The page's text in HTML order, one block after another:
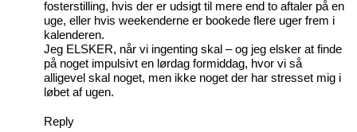
fosterstilling, hvis der er udsigt til mere end to aftaler på en
uge, eller hvis weekenderne er bookede flere uger frem i
kalenderen.
Jeg ELSKER, når vi ingenting skal – og jeg elsker at finde
på noget impulsivt en lørdag formiddag, hvor vi så
alligevel skal noget, men ikke noget der har stresset mig i
løbet af ugen.
Reply